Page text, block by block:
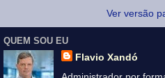
Ver versão
QUEM SOU EU
Flavio Xandó